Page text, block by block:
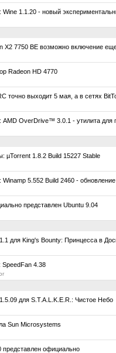
1.1.20 - новый
X2 7750 BE возможно включение
Radeon HD 4770
точно выходит 5 мая, а в сетях
OverDrive™ 3.0.1 - утилита для
µTorrent 1.8.2 Build 15227 Stable
5.552 Build 2460 -
представлен Ubuntu 9.04
для King's Bounty: Принцесса в
4.38
для S.T.A.L.K.E.R.: Чистое Небо
Sun Microsystems
представлен официально